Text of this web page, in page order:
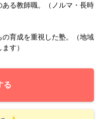
る教師職。（ノルマ・長時
育成を重視した塾。（地域
す）
る